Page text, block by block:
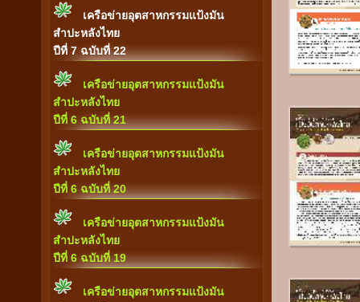
เครือข่ายอุตสาหกรรมแป้งมัน
สำปะหลังไทย
ปีที่ 7 ฉบับที่ 22
เครือข่ายอุตสาหกรรมแป้งมัน
สำปะหลังไทย
ปีที่ 6 ฉบับที่ 21
เครือข่ายอุตสาหกรรมแป้งมัน
สำปะหลังไทย
ปีที่ 6 ฉบับที่ 20
เครือข่ายอุตสาหกรรมแป้งมัน
สำปะหลังไทย
ปีที่ 6 ฉบับที่ 19
เครือข่ายอุตสาหกรรมแป้งมัน